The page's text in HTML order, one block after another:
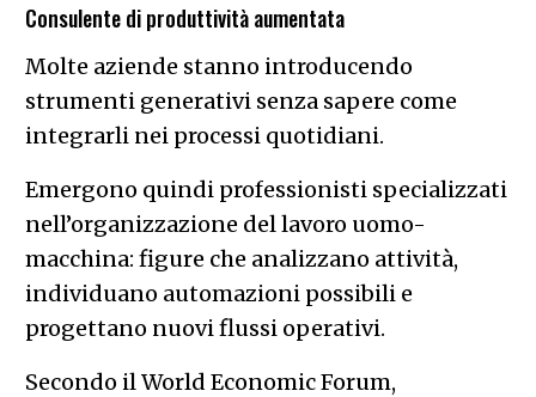
Consulente di produttività aumentata
Molte aziende stanno introducendo
strumenti generativi senza sapere come
integrarli nei processi quotidiani.
Emergono quindi professionisti specializzati
nell’organizzazione del lavoro uomo-
macchina: figure che analizzano attività,
individuano automazioni possibili e
progettano nuovi flussi operativi.
Secondo il World Economic Forum,